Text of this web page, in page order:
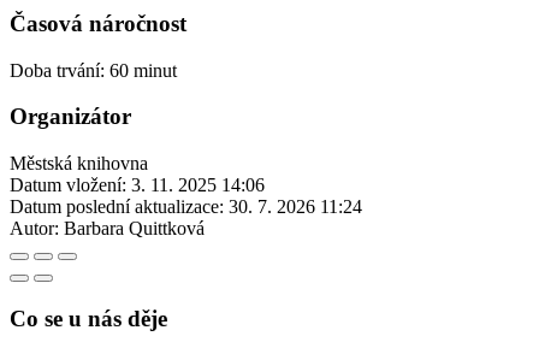
Časová náročnost
Doba trvání: 60 minut
Organizátor
Městská knihovna
Datum vložení: 3. 11. 2025 14:06
Datum poslední aktualizace: 30. 7. 2026 11:24
Autor: Barbara Quittková
Co se u nás děje